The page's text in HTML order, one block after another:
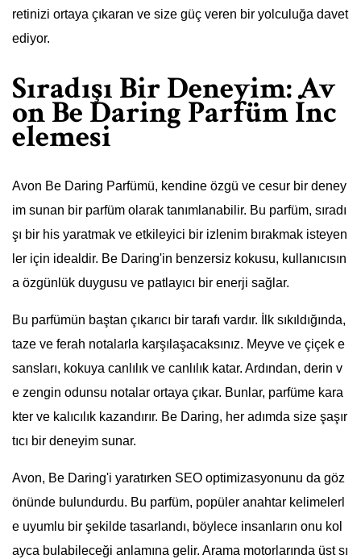
retinizi ortaya çıkaran ve size güç veren bir yolculuğa davet
ediyor.
Sıradışı Bir Deneyim: Av
on Be Daring Parfüm İnc
elemesi
Avon Be Daring Parfümü, kendine özgü ve cesur bir deney
im sunan bir parfüm olarak tanımlanabilir. Bu parfüm, sıradı
şı bir his yaratmak ve etkileyici bir izlenim bırakmak isteyen
ler için idealdir. Be Daring'in benzersiz kokusu, kullanıcısın
a özgünlük duygusu ve patlayıcı bir enerji sağlar.
Bu parfümün baştan çıkarıcı bir tarafı vardır. İlk sıkıldığında,
taze ve ferah notalarla karşılaşacaksınız. Meyve ve çiçek e
sansları, kokuya canlılık ve canlılık katar. Ardından, derin v
e zengin odunsu notalar ortaya çıkar. Bunlar, parfüme kara
kter ve kalıcılık kazandırır. Be Daring, her adımda size şaşır
tıcı bir deneyim sunar.
Avon, Be Daring'i yaratırken SEO optimizasyonunu da göz
önünde bulundurdu. Bu parfüm, popüler anahtar kelimelerl
e uyumlu bir şekilde tasarlandı, böylece insanların onu kol
ayca bulabileceği anlamına gelir. Arama motorlarında üst sı